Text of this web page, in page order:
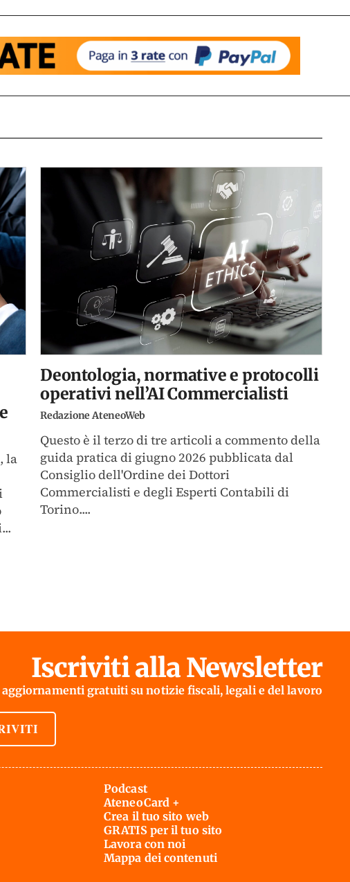
la
Deontologia, normative e protocolli
operativi nell’AI Commercialisti
Redazione AteneoWeb
Questo è il terzo di tre articoli a commento della
guida pratica di giugno 2026 pubblicata dal
Consiglio dell'Ordine dei Dottori
Commercialisti e degli Esperti Contabili di
Torino....
Iscriviti alla Newsletter
gratuiti su notizie fiscali, legali e del lavoro
Podcast
AteneoCard +
Crea il tuo sito web
GRATIS per il tuo sito
Lavora con noi
Mappa dei contenuti